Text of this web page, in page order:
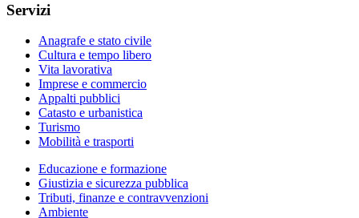
Servizi
Anagrafe e stato civile
Cultura e tempo libero
Vita lavorativa
Imprese e commercio
Appalti pubblici
Catasto e urbanistica
Turismo
Mobilità e trasporti
Educazione e formazione
Giustizia e sicurezza pubblica
Tributi, finanze e contravvenzioni
Ambiente